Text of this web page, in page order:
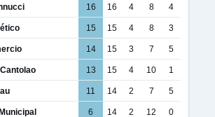
16 16 4 8 4
15 15 4 8 3
14 15 3 7 5
13 15 4 10 1
11 14 2 7 5
6 14 2 12 0